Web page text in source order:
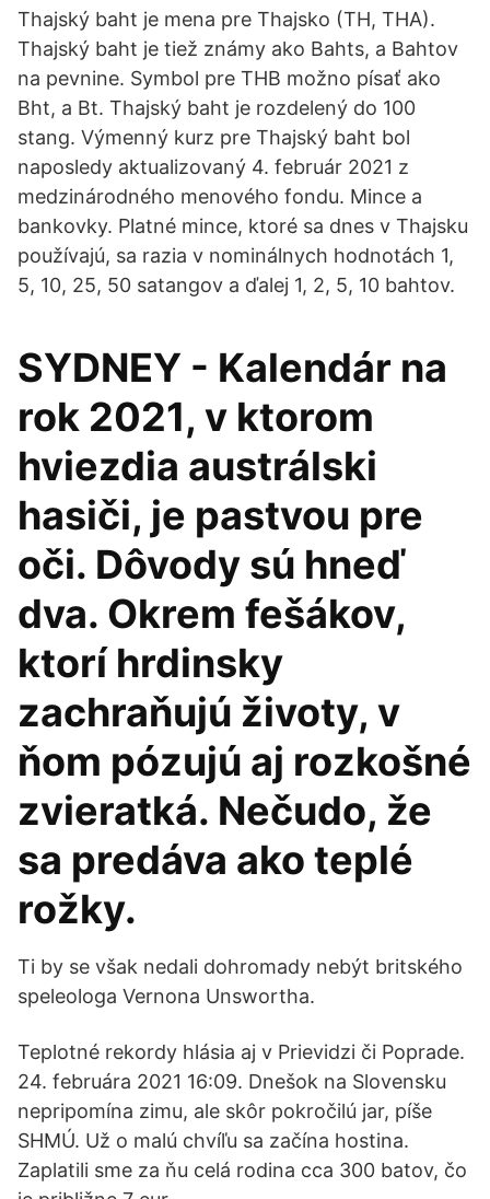
Thajský baht je mena pre Thajsko (TH, THA).
Thajský baht je tiež známy ako Bahts, a Bahtov
na pevnine. Symbol pre THB možno písať ako
Bht, a Bt. Thajský baht je rozdelený do 100
stang. Výmenný kurz pre Thajský baht bol
naposledy aktualizovaný 4. február 2021 z
medzinárodného menového fondu. Mince a
bankovky. Platné mince, ktoré sa dnes v Thajsku
používajú, sa razia v nominálnych hodnotách 1,
5, 10, 25, 50 satangov a ďalej 1, 2, 5, 10 bahtov.
SYDNEY - Kalendár na
rok 2021, v ktorom
hviezdia austrálski
hasiči, je pastvou pre
oči. Dôvody sú hneď
dva. Okrem fešákov,
ktorí hrdinsky
zachraňujú životy, v
ňom pózujú aj rozkošné
zvieratká. Nečudo, že
sa predáva ako teplé
rožky.
Ti by se však nedali dohromady nebýt britského
speleologa Vernona Unswortha.
Teplotné rekordy hlásia aj v Prievidzi či Poprade.
24. februára 2021 16:09. Dnešok na Slovensku
nepripomína zimu, ale skôr pokročilú jar, píše
SHMÚ. Už o malú chvíľu sa začína hostina.
Zaplatili sme za ňu celá rodina cca 300 batov, čo